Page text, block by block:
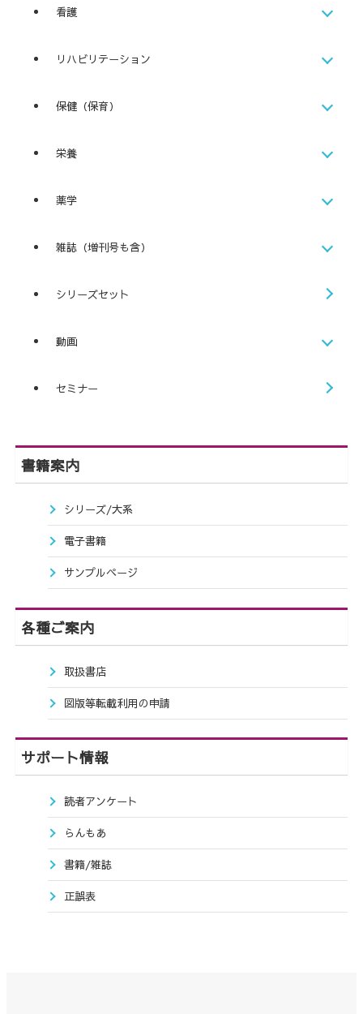
看護
リハビリテーション
保健（保育）
栄養
薬学
雑誌（増刊号も含）
シリーズセット
動画
セミナー
書籍案内
シリーズ/大系
電子書籍
サンプルページ
各種ご案内
取扱書店
図版等転載利用の申請
サポート情報
読者アンケート
らんもあ
書籍/雑誌
正誤表